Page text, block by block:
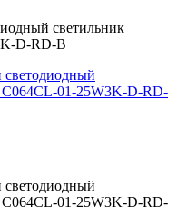
светильник
D-RD-B